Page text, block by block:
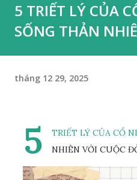
5 TRIẾT LÝ CỦA
SỐNG THẢN
tháng 12 29, 2025
5
TRIẾT LÝ CỦA CỔ
NHIÊN VỚI CUỘC